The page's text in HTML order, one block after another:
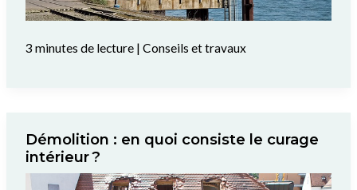
3 minutes de lecture| Conseils et travaux
Démolition : en quoi consiste le curage
intérieur ?